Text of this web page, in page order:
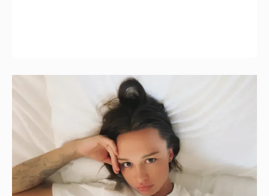
Молится о поездке на Бали: Диана
Шурыгина воцерковилась в СИЗО